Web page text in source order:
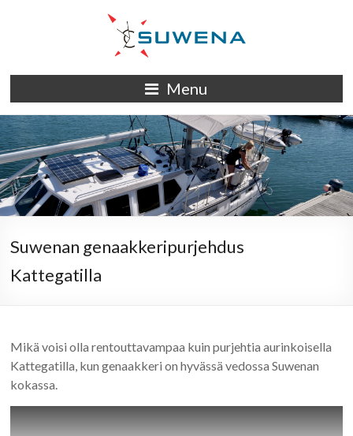
S/Y
Suwena
Menu
Suwenan genaakkeripurjehdus
Kattegatilla
Mikä voisi olla rentouttavampaa kuin purjehtia aurinkoisella
Kattegatilla, kun genaakkeri on hyvässä vedossa Suwenan
kokassa.